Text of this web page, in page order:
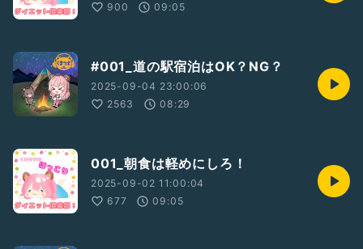
900
09:05
#001_道の駅宿泊はOK？NG？
2025-09-04 23:00:06
2563
08:29
001_朝食は軽めにしろ！
2025-09-02 11:00:04
677
09:05